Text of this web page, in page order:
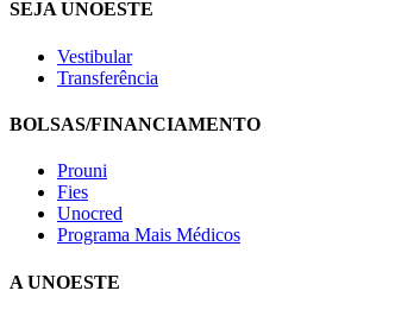
SEJA UNOESTE
Vestibular
Transferência
BOLSAS/FINANCIAMENTO
Prouni
Fies
Unocred
Programa Mais Médicos
A UNOESTE